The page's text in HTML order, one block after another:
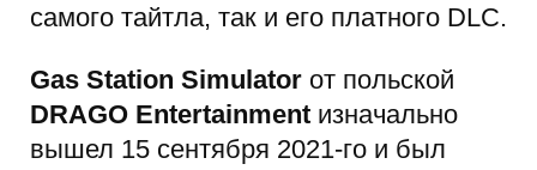
самого тайтла, так и его платного DLC.
Gas Station Simulator от польской
DRAGO Entertainment изначально
вышел 15 сентября 2021-го и был